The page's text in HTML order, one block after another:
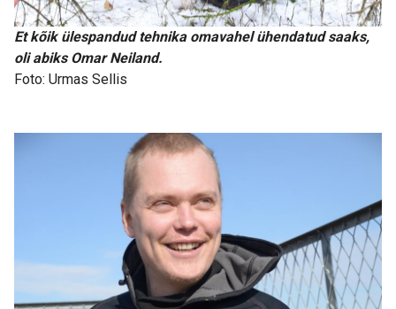
Et kõik ülespandud tehnika omavahel ühendatud saaks,
oli abiks Omar Neiland.
Foto: Urmas Sellis